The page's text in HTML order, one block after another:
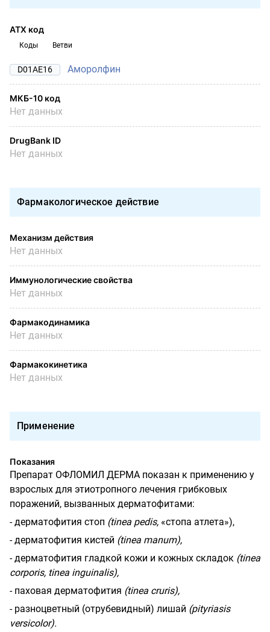
АТХ код
Коды Ветви
D01AE16 Аморолфин
МКБ-10 код
Нет данных
DrugBank ID
Нет данных
Фармакологическое действие
Механизм действия
Нет данных
Иммунологические свойства
Нет данных
Фармакодинамика
Нет данных
Фармакокинетика
Нет данных
Применение
Показания
Препарат ОФЛОМИЛ ДЕРМА показан к применению у
взрослых для этиотропного лечения грибковых
поражений, вызванных дерматофитами:
- дерматофития стоп (tinea pedis, «стопа атлета»),
- дерматофития кистей (tinea manum),
- дерматофития гладкой кожи и кожных складок (tinea
corporis, tinea inguinalis),
- паховая дерматофития (tinea cruris),
- разноцветный (отрубевидный) лишай (pityriasis
versicolor).